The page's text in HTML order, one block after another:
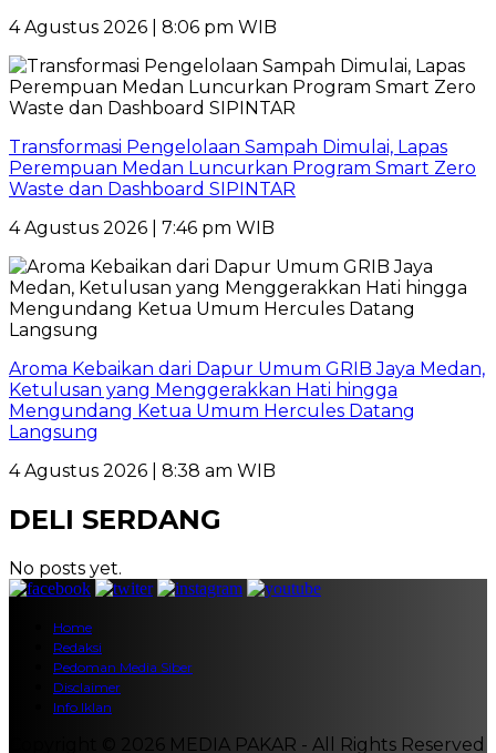
4 Agustus 2026 | 8:06 pm WIB
Transformasi Pengelolaan Sampah Dimulai, Lapas
Perempuan Medan Luncurkan Program Smart Zero
Waste dan Dashboard SIPINTAR
4 Agustus 2026 | 7:46 pm WIB
Aroma Kebaikan dari Dapur Umum GRIB Jaya Medan,
Ketulusan yang Menggerakkan Hati hingga
Mengundang Ketua Umum Hercules Datang
Langsung
4 Agustus 2026 | 8:38 am WIB
DELI SERDANG
No posts yet.
Home
Redaksi
Pedoman Media Siber
Disclaimer
Info Iklan
Copyright © 2026 MEDIA PAKAR - All Rights Reserved